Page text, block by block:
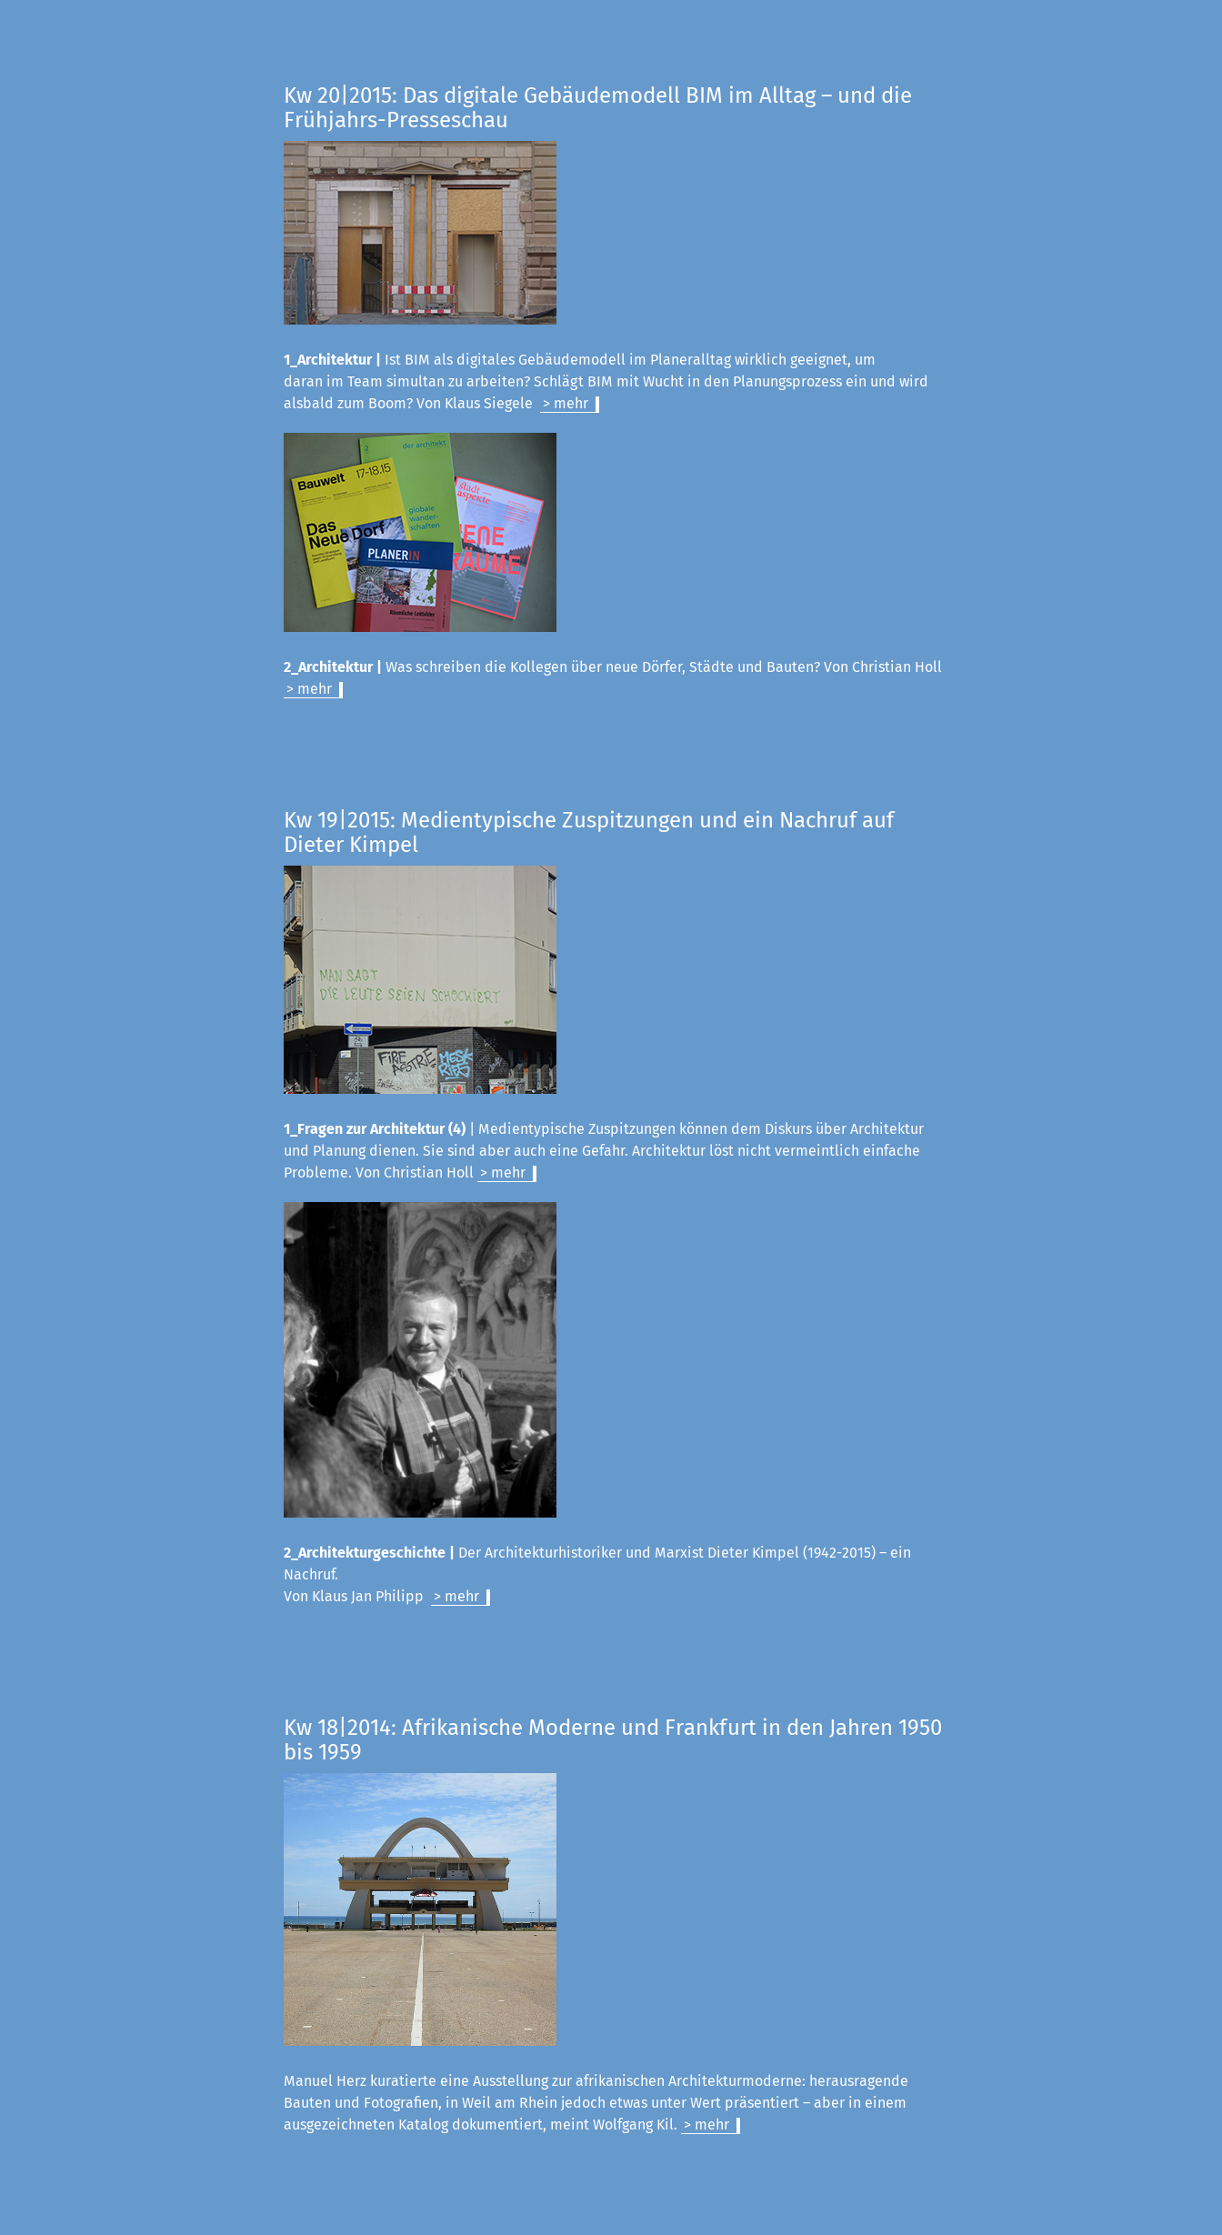
Kw 20|2015: Das digitale Gebäudemodell BIM im Alltag – und die
Frühjahrs-Presseschau
1_Architektur |
Ist BIM als digitales Gebäudemodell im Planeralltag wirklich geeignet, um
daran im Team simultan zu arbeiten? Schlägt BIM mit Wucht in den Planungsprozess ein und wird
alsbald zum Boom? Von Klaus Siegele
> mehr
2_Architektur |
Was schreiben die Kollegen über neue Dörfer, Städte und Bauten? Von Christian Holl
> mehr
Kw 19|2015: Medientypische Zuspitzungen und ein Nachruf auf
Dieter Kimpel
1_Fragen zur Architektur (4)
Medientypische Zuspitzungen können dem Diskurs über Architektur
und Planung dienen. Sie sind aber auch eine Gefahr. Architektur löst nicht vermeintlich einfache
Probleme. Von Christian Holl > mehr
2_Architekturgeschichte |
Der Architekturhistoriker und Marxist Dieter Kimpel (1942-2015) – ein
Nachruf.
Von Klaus Jan Philipp
> mehr
Kw 18|2014: Afrikanische Moderne und Frankfurt in den Jahren 1950
bis 1959
Manuel Herz kuratierte eine Ausstellung zur afrikanischen Architekturmoderne: herausragende
Bauten und Fotografien, in Weil am Rhein jedoch etwas unter Wert präsentiert – aber in einem
ausgezeichneten Katalog dokumentiert, meint Wolfgang Kil. > mehr